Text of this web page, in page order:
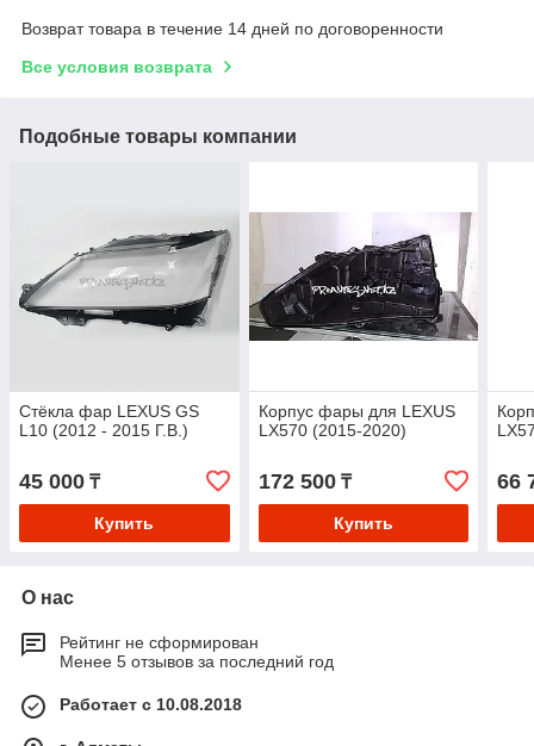
Возврат товара в течение 14 дней по договоренности
Все условия возврата
Подобные товары компании
Стёкла фар LEXUS GS
L10 (2012 - 2015 Г.В.)
45 000 ₸
Купить
Корпус фары для LEXUS
LX570 (2015-2020)
172 500₸
Купить
66
О нас
Рейтинг не сформирован
Менее 5 отзывов за последний год
Работает с 10.08.2018